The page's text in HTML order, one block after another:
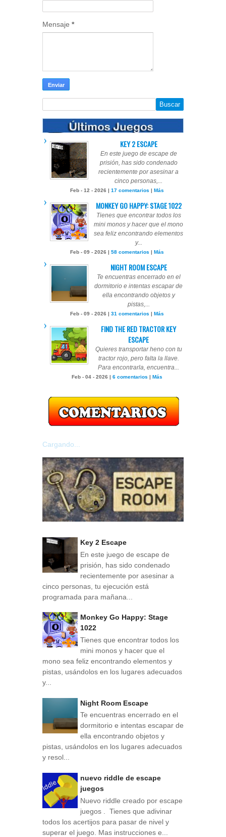
Mensaje *
KEY 2 ESCAPE
En este juego de escape de
prisión, has sido condenado
recientemente por asesinar a
cinco personas,...
Feb - 12 - 2026 | 17 comentarios | Más
MONKEY GO HAPPY: STAGE 1022
Tienes que encontrar todos los
mini monos y hacer que el mono
sea feliz encontrando elementos
y...
Feb - 09 - 2026 | 58 comentarios | Más
NIGHT ROOM ESCAPE
Te encuentras encerrado en el
dormitorio e intentas escapar de
ella encontrando objetos y
pistas,...
Feb - 09 - 2026 | 31 comentarios | Más
FIND THE RED TRACTOR KEY
ESCAPE
Quieres transportar heno con tu
tractor rojo, pero falta la llave.
Para encontrarla, encuentra...
Feb - 04 - 2026 | 6 comentarios | Más
Cargando...
Key 2 Escape
En este juego de escape de
prisión, has sido condenado
recientemente por asesinar a
cinco personas, tu ejecución está
programada para mañana...
Monkey Go Happy: Stage
1022
Tienes que encontrar todos los
mini monos y hacer que el
mono sea feliz encontrando elementos y
pistas, usándolos en los lugares adecuados
y...
Night Room Escape
Te encuentras encerrado en el
dormitorio e intentas escapar de
ella encontrando objetos y
pistas, usándolos en los lugares adecuados
y resol...
nuevo riddle de escape
juegos
Nuevo riddle creado por escape
juegos . Tienes que adivinar
todos los acertijos para pasar de nivel y
superar el juego. Mas instrucciones e...